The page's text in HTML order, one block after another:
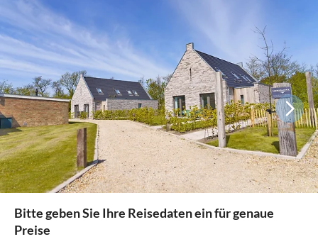
Bitte geben Sie Ihre Reisedaten ein für genaue
Preise